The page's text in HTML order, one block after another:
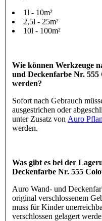
1l - 10m²
2,5l - 25m²
10l - 100m²
Wie können Werkzeuge
und Deckenfarbe Nr.
werden?
Sofort nach Gebrauch
ausgestrichen oder
unter Zusatz von Auro
werden.
Was gibt es bei der
Deckenfarbe Nr. 555
Auro Wand- und
original verschlossenem
muss für Kinder
verschlossen gelagert